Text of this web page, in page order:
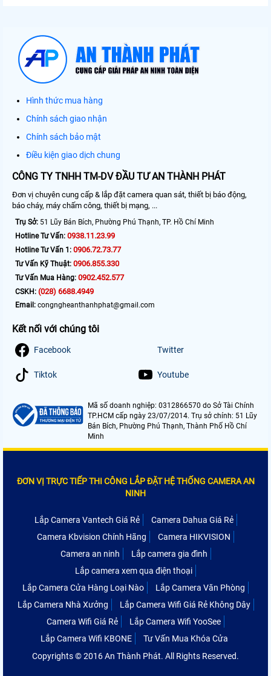
Hình thức mua hàng
Chính sách giao nhận
Chính sách bảo mật
Điều kiện giao dịch chung
CÔNG TY TNHH TM-DV ĐẦU TƯ AN THÀNH PHÁT
Đơn vị chuyên cung cấp & lắp đặt camera quan sát, thiết bị báo động,
báo cháy, máy chấm công, thiết bị mạng, ...
Trụ Sở: 51 Lũy Bán Bích, Phường Phú Thạnh, TP. Hồ Chí Minh
Hotline Tư Vấn: 0938.11.23.99
Hotline Tư Vấn 1: 0906.72.73.77
Tư Vấn Kỹ Thuật: 0906.855.330
Tư Vấn Mua Hàng: 0902.452.577
CSKH: (028) 6688.4949
Email: congngheanthanhphat@gmail.com
Kết nối với chúng tôi
Facebook Twitter
Tiktok Youtube
Mã số doanh nghiệp: 0312866570 do Sở Tài Chính
TP.HCM cấp ngày 23/07/2014. Trụ sở chính: 51 Lũy
Bán Bích, Phường Phú Thạnh, Thành Phố Hồ Chí
Minh
ĐƠN VỊ TRỰC TIẾP THI CÔNG LẮP ĐẶT HỆ THỐNG CAMERA AN
NINH
Lắp Camera Vantech Giá Rẻ
Camera Dahua Giá Rẻ
Camera Kbvision Chính Hãng
Camera HIKVISION
Camera an ninh
Lắp camera gia đình
Lắp camera xem qua điện thoại
Lắp Camera Cửa Hàng Loại Nào
Lắp Camera Văn Phòng
Lắp Camera Nhà Xưởng
Lắp Camera Wifi Giá Rẻ Không Dây
Camera Wifi Giá Rẻ
Lắp Camera Wifi YooSee
Lắp Camera Wifi KBONE
Tư Vấn Mua Khóa Cửa
Copyrights © 2016 An Thành Phát. All Rights Reserved.